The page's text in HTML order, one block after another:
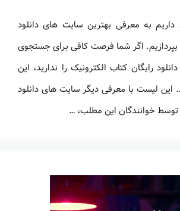
به معرفی بهترین سایت های دانلود
بپردازیم. اگر شما فرصت کافی برای جستجوی
رایگان کتاب الکترونیک را ندارید، این
این لیست با معرفی دیگر سایت های دانلود
توسط خوانندگان این مطلب، …